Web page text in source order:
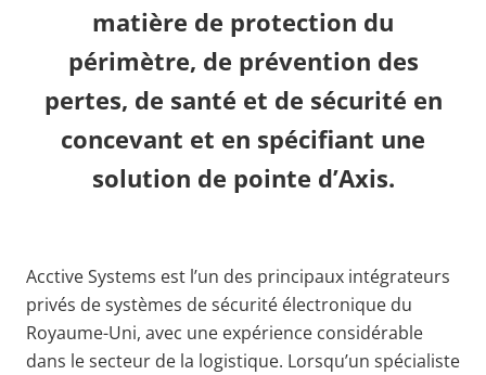
matière de protection du
périmètre, de prévention des
pertes, de santé et de sécurité en
concevant et en spécifiant une
solution de pointe d’Axis.
Acctive Systems est l’un des principaux intégrateurs
privés de systèmes de sécurité électronique du
Royaume-Uni, avec une expérience considérable
dans le secteur de la logistique. Lorsqu’un spécialiste